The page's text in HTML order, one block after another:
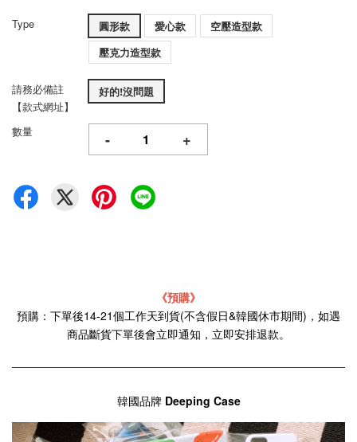
Type 圓形款 愛心款
空壓造型款
壓克力造型款
請務必備註
【款式網址】
好的!沒問題
數量 - +
《預購》
預購：下單後14-21個工作天到貨(不含假日&韓國休市期間)，如遇
商品斷貨下單後會立即通知，立即安排退款。
韓國品牌Deeping Case